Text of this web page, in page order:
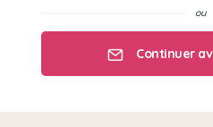
Chats
Continuer